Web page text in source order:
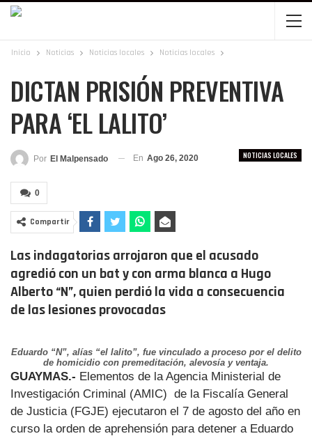
Inicio Noticias Noticias locales Noticias locales
DICTAN PRISIÓN PREVENTIVA
PARA ‘EL LALITO’
NOTICIAS LOCALES
Por El Malpensado En Ago 26, 2020
0
Compartir
Las indagatorias arrojaron que el acusado
agredió con un bat y con arma blanca a Hugo
Alberto “N”, quien perdió la vida a consecuencia
de las lesiones provocadas
Eduardo “N”, alías “el lalito”, fue vinculado a proceso por el delito
de homicidio con premeditación, alevosía y ventaja.
GUAYMAS.- Elementos de la Agencia Ministerial de
Investigación Criminal (AMIC) de la Fiscalía General
de Justicia (FGJE) ejecutaron el 7 de agosto del año en
curso la orden de aprehensión para detener a Eduardo